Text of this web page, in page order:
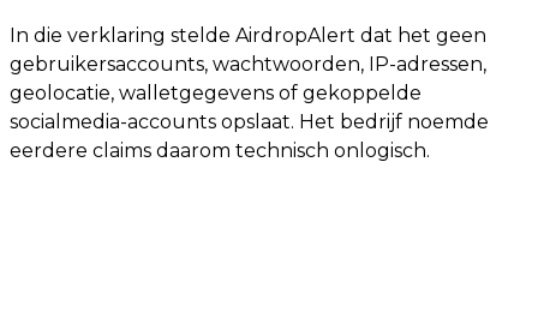
In die verklaring stelde AirdropAlert dat het geen
gebruikersaccounts, wachtwoorden, IP-adressen,
geolocatie, walletgegevens of gekoppelde
socialmedia-accounts opslaat. Het bedrijf noemde
eerdere claims daarom technisch onlogisch.